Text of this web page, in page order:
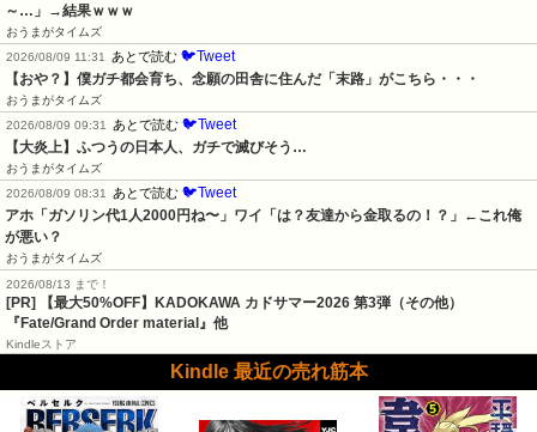
～…」→結果ｗｗｗ
おうまがタイムズ
2026/08/09 11:31
あとで読む 🐦Tweet
【おや？】僕ガチ都会育ち、念願の田舎に住んだ「末路」がこちら・・・
おうまがタイムズ
2026/08/09 09:31
あとで読む 🐦Tweet
【大炎上】ふつうの日本人、ガチで滅びそう…
おうまがタイムズ
2026/08/09 08:31
あとで読む 🐦Tweet
アホ「ガソリン代1人2000円ね〜」ワイ「は？友達から金取るの！？」←これ俺
が悪い？
おうまがタイムズ
2026/08/13 まで！
[PR]
【最大50%OFF】KADOKAWA カドサマー2026 第3弾（その他）
『Fate/Grand Order material』他
Kindleストア
Kindle 最近の売れ筋本